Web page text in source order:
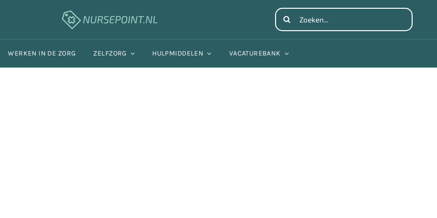
Search
for:
WERKEN IN DE ZORG ZELFZORG HULPMIDDELEN VACATUREBANK